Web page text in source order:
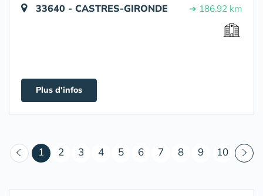
33640 - CASTRES-GIRONDE ➔ 186.92 km
Plus d'infos
1 (courant)
2 3 4 5 6 7 8 9 10